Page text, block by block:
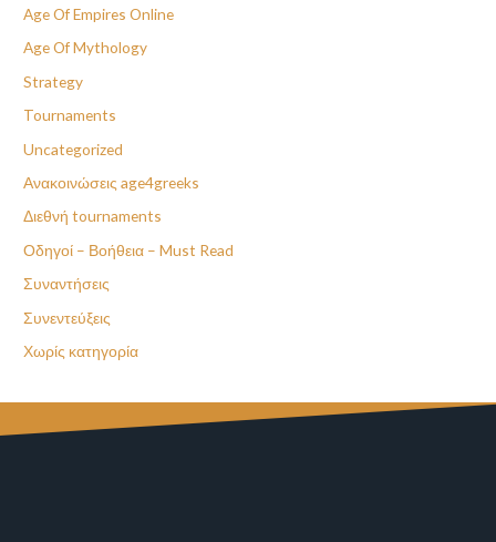
Age Of Empires Online
Age Of Mythology
Strategy
Tournaments
Uncategorized
Ανακοινώσεις age4greeks
Διεθνή tournaments
Οδηγοί – Βοήθεια – Must Read
Συναντήσεις
Συνεντεύξεις
Χωρίς κατηγορία